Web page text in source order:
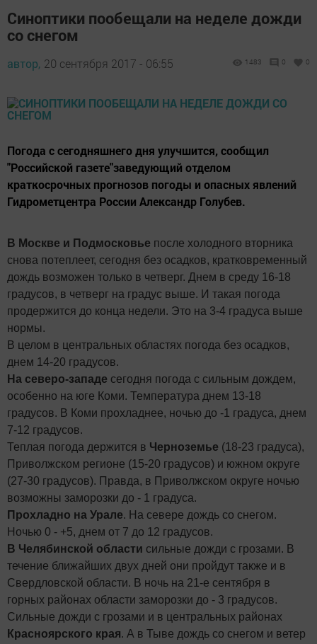
Синоптики пообещали на неделе дожди
со снегом
автор, 20 сентября 2017 - 06:55 1483 0 0
Погода с сегодняшнего дня улучшится, сообщил
"Российской газете"заведующий отделом
краткосрочных прогнозов погоды и опасных явлений
Гидрометцентра России Александр Голубев.
В Москве и Подмосковье после холодного вторника
снова потеплеет, сегодня без осадков, кратковременный
дождь возможен только в четверг. Днем в среду 16-18
градусов, в четверг на градус выше. И такая погода
продержится до конца недели. Это на 3-4 градуса выше
нормы.
В целом в центральных областях погода без осадков,
днем 14-20 градусов.
На северо-западе сегодня погода с сильным дождем,
особенно на юге Коми. Температура днем 13-18
градусов. В Коми прохладнее, ночью до -1 градуса, днем
7-12 градусов.
Теплая погода держится в Черноземье (18-23 градуса),
Приволжском регионе (15-20 градусов) и южном округе
(27-30 градусов). Правда, в Приволжском округе ночью
возможны заморозки до - 1 градуса.
Прохладно на Урале. На севере дождь со снегом.
Ночью 0 - +5, днем от 7 до 12 градусов.
В Челябинской области сильные дожди с грозами. В
течение ближайших двух дней они пройдут также и в
Свердловской области. В ночь на 21-е сентября в
горных районах области заморозки до - 3 градусов.
Сильные дожди с грозами и в центральных районах
Красноярского края. А в Тыве дождь со снегом и ветер